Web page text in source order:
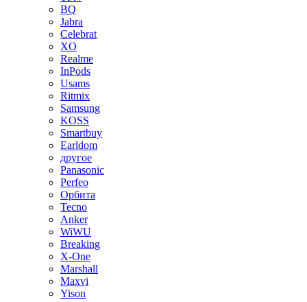
BQ
Jabra
Celebrat
XO
Realme
InPods
Usams
Ritmix
Samsung
KOSS
Smartbuy
Earldom
другое
Panasonic
Perfeo
Орбита
Tecno
Anker
WiWU
Breaking
X-One
Marshall
Maxvi
Yison